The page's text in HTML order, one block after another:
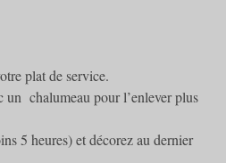
plat de service.
un chalumeau pour l’enlever plus
5 heures) et décorez au dernier